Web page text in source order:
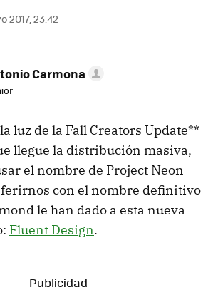
2017, 23:42
Carmona
luz de la Fall Creators Update**
llegue la distribución masiva,
el nombre de Project Neon
con el nombre definitivo
le han dado a esta nueva
Fluent Design.